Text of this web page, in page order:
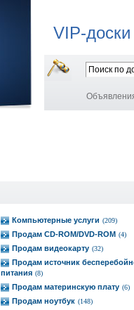
VIP-
Компьютерные услуги (209)
Продам CD-ROM/DVD-ROM (4)
Продам видеокарту (32)
Продам источник
питания (8)
Продам материнскую плату (6)
Продам ноутбук (148)